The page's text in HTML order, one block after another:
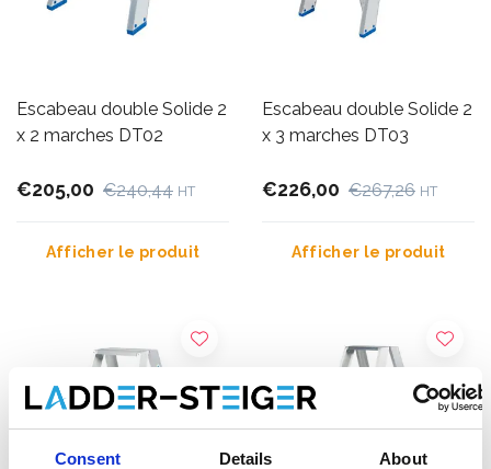
Consent Details About
Escabeau double Solide 2
x 2 marches DT02
€205,00 €240,44 HT
Afficher le produit
Escabeau double Solide 2
x 3 marches DT03
€226,00 €267,26 HT
Afficher le produit